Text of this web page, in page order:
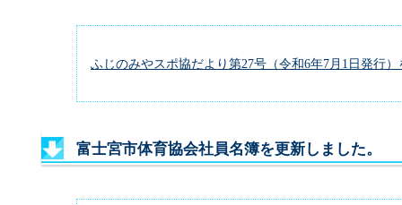
ふじのみやスポ協だより第27号（令和6年7月1日発行
富士宮市体育協会社員名簿を更新しました。